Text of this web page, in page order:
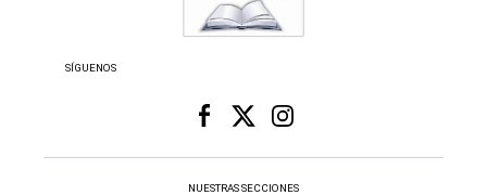
SÍGUENOS
NUESTRAS SECCIONES